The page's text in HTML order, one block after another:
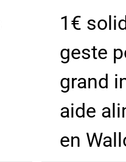
1€
geste
grand
aide
en